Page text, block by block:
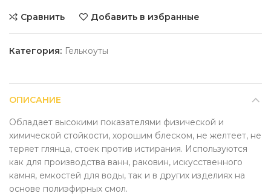
Сравнить Добавить в избранные
Категория: Гелькоуты
ОПИСАНИЕ
Обладает высокими показателями физической и
химической стойкости, хорошим блеском, не желтеет, не
теряет глянца, стоек против истирания. Используются
как для производства ванн, раковин, искусственного
камня, емкостей для воды, так и в других изделиях на
основе полиэфирных смол.